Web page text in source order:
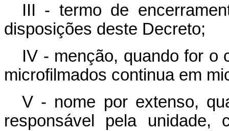
III - termo de
disposições deste Decreto;
IV - menção, quando for o
microfilmados continua em
V - nome por extenso,
responsável pela unidade,